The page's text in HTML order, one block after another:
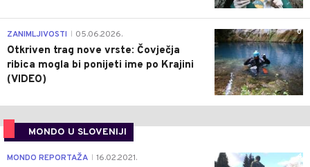
0
ZANIMLJIVOSTI 05.06.2026.
Otkriven trag nove vrste: Čovječja
ribica mogla bi ponijeti ime po Krajini
(VIDEO)
MONDO U SLOVENIJI
4
MONDO REPORTAŽA 16.02.2021.